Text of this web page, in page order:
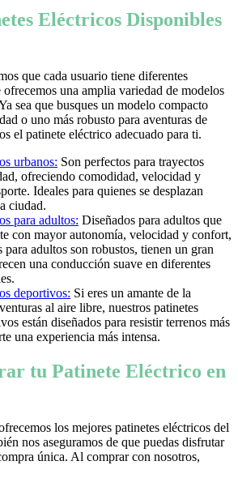
Eléctricos Disponibles
que cada usuario tiene diferentes
una amplia variedad de modelos
sea que busques un modelo compacto
o uno más robusto para aventuras de
el patinete eléctrico adecuado para ti.
urbanos: Son perfectos para trayectos
ofreciendo comodidad, velocidad y
Ideales para quienes se desplazan
ciudad.
para adultos: Diseñados para adultos que
con mayor autonomía, velocidad y confort,
para adultos son robustos, tienen un gran
una conducción suave en diferentes
deportivos: Si eres un amante de la
al aire libre, nuestros patinetes
están diseñados para resistir terrenos más
una experiencia más intensa.
tu Patinete Eléctrico en
los mejores patinetes eléctricos del
nos aseguramos de que puedas disfrutar
única. Al comprar con nosotros,